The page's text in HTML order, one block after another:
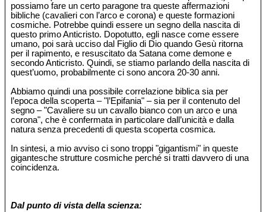
possiamo fare un certo paragone tra queste affermazioni
bibliche (cavalieri con l’arco e corona) e queste formazioni
cosmiche. Potrebbe quindi essere un segno della nascita di
questo primo Anticristo. Dopotutto, egli nasce come essere
umano, poi sarà ucciso dal Figlio di Dio quando Gesù ritorna
per il rapimento, e resuscitato da Satana come demone e
secondo Anticristo. Quindi, se stiamo parlando della nascita di
quest’uomo, probabilmente ci sono ancora 20-30 anni.
Abbiamo quindi una possibile correlazione biblica sia per
l’epoca della scoperta – "l’Epifania" – sia per il contenuto del
segno – "Cavaliere su un cavallo bianco con un arco e una
corona", che è confermata in particolare dall’unicità e dalla
natura senza precedenti di questa scoperta cosmica.
In sintesi, a mio avviso ci sono troppi "gigantismi" in queste
gigantesche strutture cosmiche perché si tratti davvero di una
coincidenza.
Dal punto di vista della scienza: